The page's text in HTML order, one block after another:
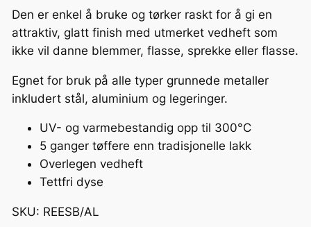
t
i
n
l
a
a
Den er enkel å bruke og tørker raskt for å gi en
attraktiv, glatt finish med utmerket vedheft som
ikke vil danne blemmer, flasse, sprekke eller flasse.
Egnet for bruk på alle typer grunnede metaller
inkludert stål, aluminium og legeringer.
UV- og varmebestandig opp til 300°C
5 ganger tøffere enn tradisjonelle lakk
Overlegen vedheft
Tettfri dyse
SKU: REESB/AL